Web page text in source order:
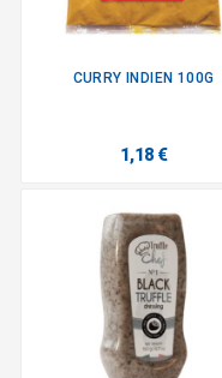
CURRY INDIEN 100G
1,18 €